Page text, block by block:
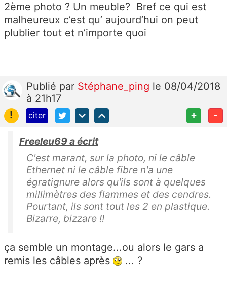
2ème photo ? Un meuble? Bref ce qui est
malheureux c’est qu’ aujourd’hui on peut
plublier tout et n’importe quoi
Publié par Stéphane_ping le 08/04/2018
à 21h17
!
citer + -
Freeleu69 a écrit
C'est marant, sur la photo, ni le câble
Ethernet ni le câble fibre n'a une
égratignure alors qu'ils sont à quelques
millimètres des flammes et des cendres.
Pourtant, ils sont tout les 2 en plastique.
Bizarre, bizzare !!
ça semble un montage...ou alors le gars a
remis les câbles après
... ?